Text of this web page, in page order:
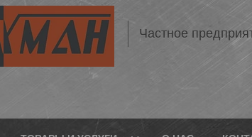
Частное